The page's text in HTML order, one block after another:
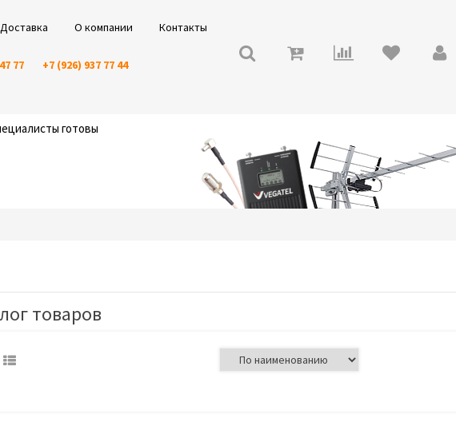
Доставка О компании Контакты
77 +7 (926) 937 77 44
готовы
товаров